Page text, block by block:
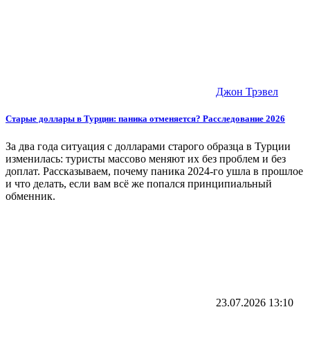
Джон Трэвел
Старые доллары в Турции: паника отменяется? Расследование 2026
За два года ситуация с долларами старого образца в Турции
изменилась: туристы массово меняют их без проблем и без
доплат. Рассказываем, почему паника 2024-го ушла в прошлое
и что делать, если вам всё же попался принципиальный
обменник.
23.07.2026 13:10